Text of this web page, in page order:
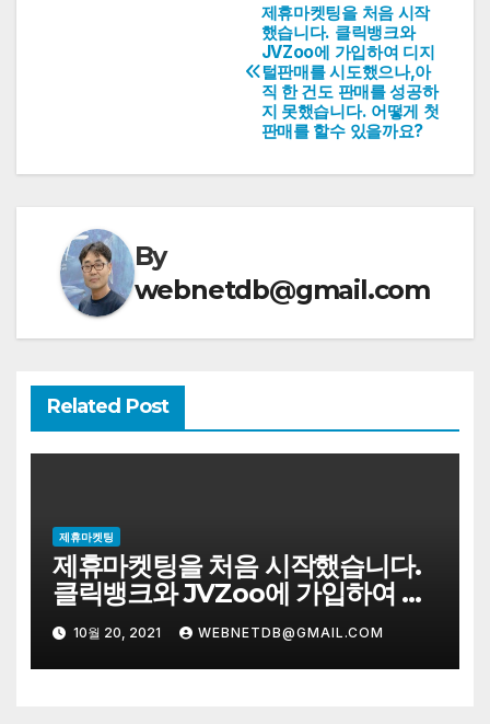
제휴마켓팅을 처음 시작
했습니다. 클릭뱅크와
JVZoo에 가입하여 디지
털판매를 시도했으나,아
직 한 건도 판매를 성공하
지 못했습니다. 어떻게 첫
판매를 할수 있을까요?
By
webnetdb@gmail.com
Related Post
제휴마켓팅
제휴마켓팅을 처음 시작했습니다.
클릭뱅크와 JVZoo에 가입하여 디
지털판매를 시도했으나,아직 한 건
도 판매를 성공하지 못했습니다. 어
떻게 첫 판매를 할수 있을까요?
10월 20, 2021 WEBNETDB@GMAIL.COM